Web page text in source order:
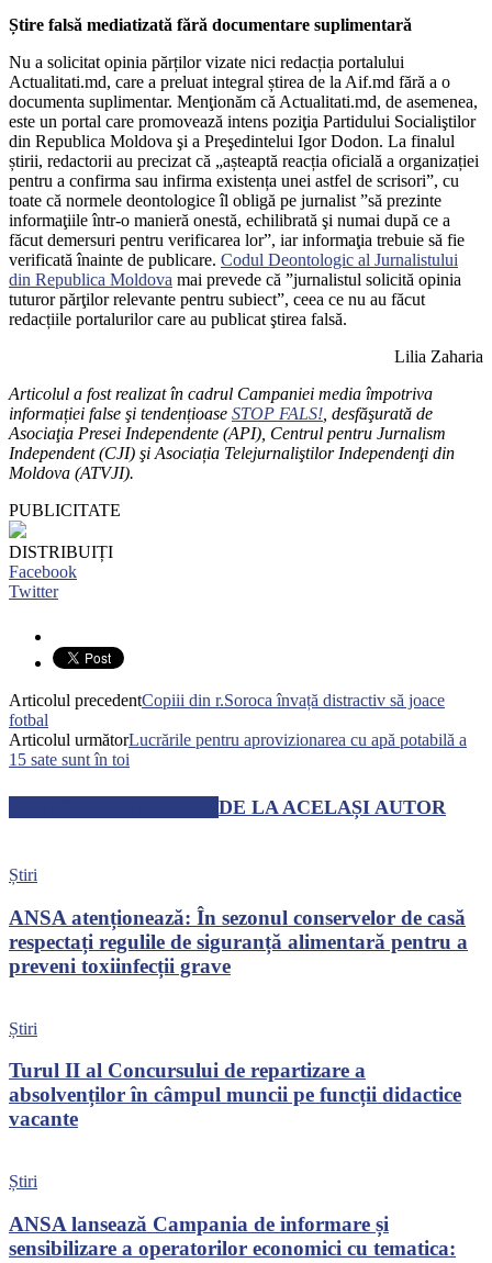
Știre falsă mediatizată fără documentare suplimentară
Nu a solicitat opinia părților vizate nici redacția portalului
Actualitati.md, care a preluat integral știrea de la Aif.md fără a o
documenta suplimentar. Menţionăm că Actualitati.md, de asemenea,
este un portal care promovează intens poziţia Partidului Socialiştilor
din Republica Moldova şi a Preşedintelui Igor Dodon. La finalul
știrii, redactorii au precizat că „așteaptă reacția oficială a organizației
pentru a confirma sau infirma existența unei astfel de scrisori”, cu
toate că normele deontologice îl obligă pe jurnalist ”să prezinte
informaţiile într-o manieră onestă, echilibrată şi numai după ce a
făcut demersuri pentru verificarea lor”, iar informaţia trebuie să fie
verificată înainte de publicare. Codul Deontologic al Jurnalistului
din Republica Moldova mai prevede că ”jurnalistul solicită opinia
tuturor părţilor relevante pentru subiect”, ceea ce nu au făcut
redacțiile portalurilor care au publicat ştirea falsă.
Lilia Zaharia
Articolul a fost realizat în cadrul Campaniei media împotriva
informației false şi tendențioase STOP FALS! , desfăşurată de
Asociaţia Presei Independente (API), Centrul pentru Jurnalism
Independent (CJI) şi Asociația Telejurnaliştilor Independenţi din
Moldova (ATVJI).
PUBLICITATE
DISTRIBUIȚI
Facebook
Twitter
Articolul precedentCopiii din r.Soroca învață distractiv să joace
fotbal
Articolul următorLucrările pentru aprovizionarea cu apă potabilă a
15 sate sunt în toi
DE LA ACELAȘI AUTOR
Știri
ANSA atenționează: În sezonul conservelor de casă
respectați regulile de siguranță alimentară pentru a
preveni toxiinfecții grave
Știri
Turul II al Concursului de repartizare a
absolvenților în câmpul muncii pe funcții didactice
vacante
Știri
ANSA lansează Campania de informare și
sensibilizare a operatorilor economici cu tematica: